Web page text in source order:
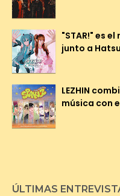
"STAR!" es
junto a
LEZHIN
música con
ÚLTIMAS